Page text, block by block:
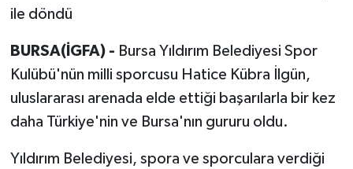
ile döndü
BURSA(İGFA) - Bursa Yıldırım Belediyesi Spor
Kulübü'nün milli sporcusu Hatice Kübra İlgün,
uluslararası arenada elde ettiği başarılarla bir kez
daha Türkiye'nin ve Bursa'nın gururu oldu.
Yıldırım Belediyesi, spora ve sporculara verdiği